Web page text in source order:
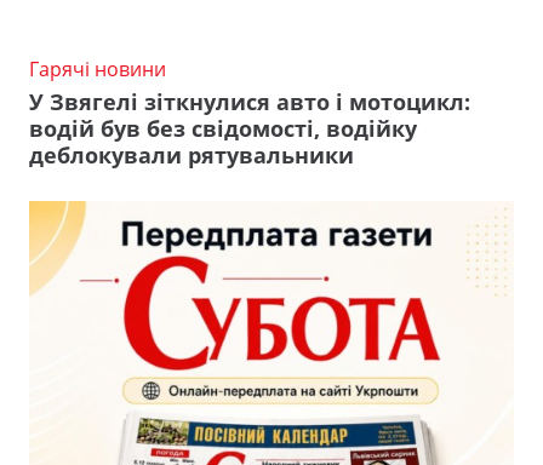
Гарячі новини
У Звягелі зіткнулися авто і мотоцикл:
водій був без свідомості, водійку
деблокували рятувальники